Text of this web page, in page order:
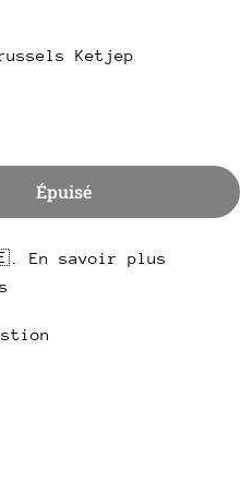
Ketjep
Sauce Ketjep (Ketchup)
pour Sauce
Épuisé
En savoir plus
question